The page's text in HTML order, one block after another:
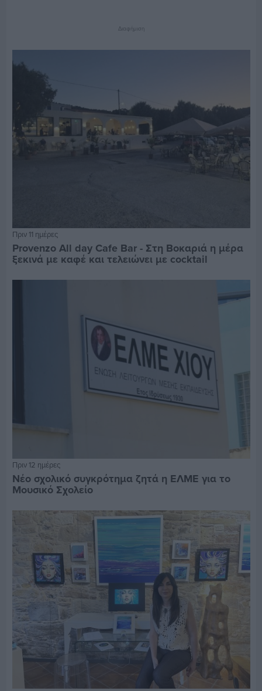
Διαφήμιση
Πριν 11 ημέρες
Provenzo All day Cafe Bar - Στη Βοκαριά η μέρα
ξεκινά με καφέ και τελειώνει με cocktail
Πριν 12 ημέρες
Νέο σχολικό συγκρότημα ζητά η ΕΛΜΕ για το
Μουσικό Σχολείο